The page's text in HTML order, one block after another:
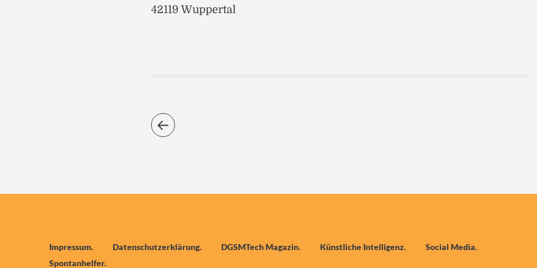
42119 Wuppertal
Impressum Datenschutzerklärung DGSMTech Magazin Künstliche Intelligenz
Social Media
Spontanhelfer